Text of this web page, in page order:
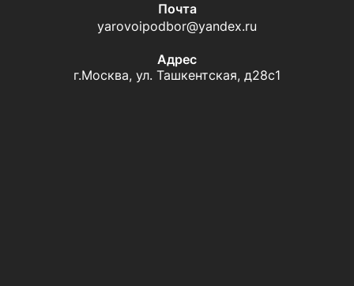
Почта
yarovoipodbor@yandex.ru
Адрес
г.Москва, ул. Ташкентская, д28с1